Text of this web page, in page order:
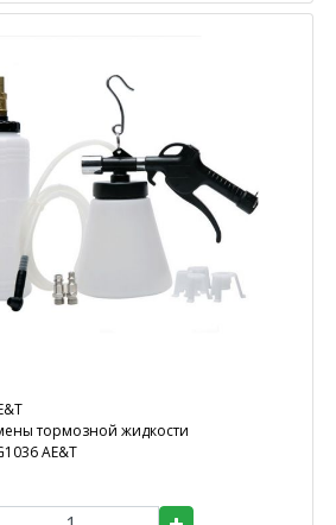
тормозной жидкости
AE&T